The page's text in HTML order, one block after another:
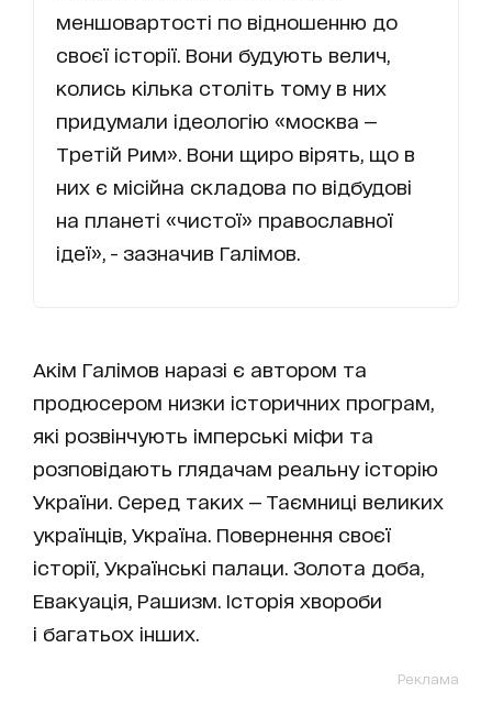
меншовартості по відношенню до
своєї історії. Вони будують велич,
колись кілька століть тому в них
придумали ідеологію «москва —
Третій Рим». Вони щиро вірять, що в
них є місійна складова по відбудові
на планеті «чистої» православної
ідеї», - зазначив Галімов.
Акім Галімов наразі є автором та
продюсером низки історичних програм,
які розвінчують імперські міфи та
розповідають глядачам реальну історію
України. Серед таких — Таємниці великих
українців, Україна. Повернення своєї
історії, Українські палаци. Золота доба,
Евакуація, Рашизм. Історія хвороби
і багатьох інших.
Реклама